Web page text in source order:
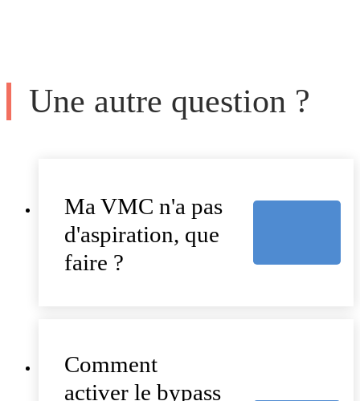
Une autre question ?
Ma VMC n'a pas
d'aspiration, que
faire ?
Comment
activer le bypass